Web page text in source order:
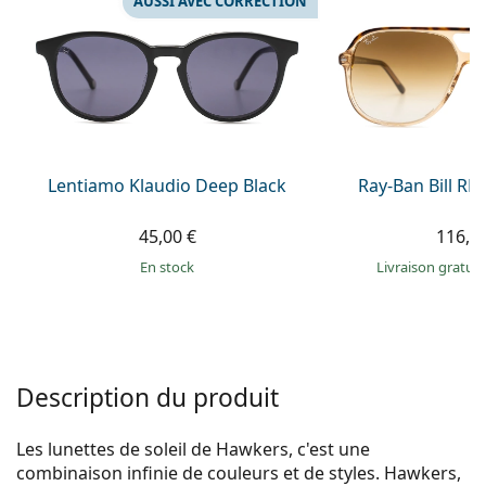
Prada
Toutes les marques
Lentiamo Klaudio Deep Black
45,00 €
en stock
Ray-Ban Bill
Livraison
Description du produit
Les lunettes de soleil de Hawkers, c'est une
combinaison infinie de couleurs et de styles. Hawkers,